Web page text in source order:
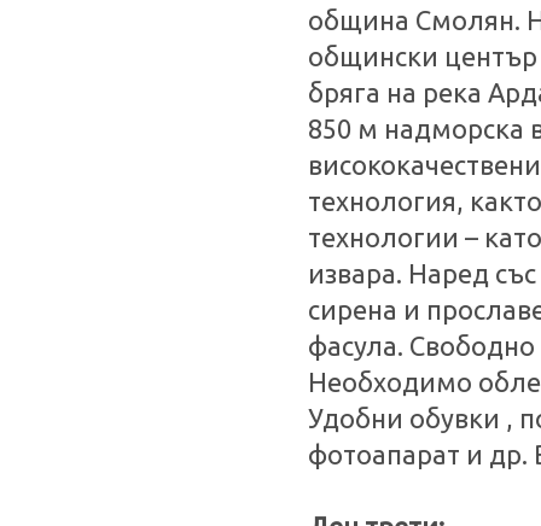
община Смолян.
общински център
бряга на река
850 м надморска
технология,
технологии –
извара. Наред
сирена и
фасула.
Необходимо
Удобни обувки ,
фотоапарат и др.